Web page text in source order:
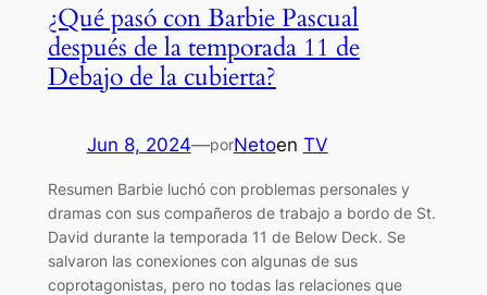
¿Qué pasó con Barbie Pascual
después de la temporada 11 de
Debajo de la cubierta?
Jun 8, 2024—porNetoen TV
Resumen Barbie luchó con problemas personales y
dramas con sus compañeros de trabajo a bordo de St.
David durante la temporada 11 de Below Deck. Se
salvaron las conexiones con algunas de sus
coprotagonistas, pero no todas las relaciones que